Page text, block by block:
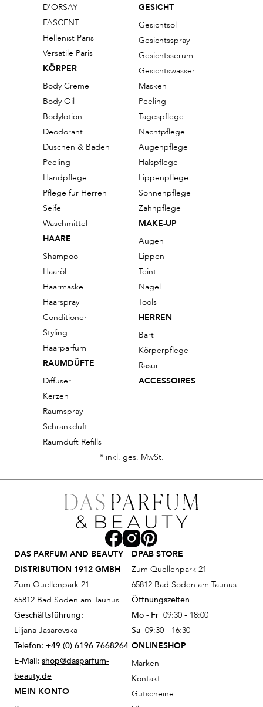
D'ORSAY
FASCENT
Hellenist Paris
Versatile Paris
KÖRPER
Body Creme
Body Oil
Bodylotion
Deodorant
Duschen & Baden
Peeling
Handpflege
Pflege für Herren
Seife
Waschmittel
HAARE
Shampoo
Haaröl
Haarmaske
Haarspray
Conditioner
Styling
Haarparfum
RAUMDÜFTE
Diffuser
Kerzen
Raumspray
Schrankduft
Raumduft Refills
GESICHT
Gesichtsöl
Gesichtsspray
Gesichtsserum
Gesichtswasser
Masken
Peeling
Tagespflege
Nachtpflege
Augenpflege
Halspflege
Lippenpflege
Sonnenpflege
Zahnpflege
MAKE-UP
Augen
Lippen
Teint
Nägel
Tools
HERREN
Bart
Körperpflege
Rasur
ACCESSOIRES
* inkl. ges. MwSt.
DAS PARFUM AND BEAUTY
DISTRIBUTION 1912 GMBH
Zum Quellenpark 21
65812 Bad Soden am Taunus
Geschäftsführung:
Liljana Jasarovska
Telefon: +49 (0) 6196 7668264
E-Mail: shop@dasparfum-
beauty.de
MEIN KONTO
DPAB STORE
Zum Quellenpark 21
65812 Bad Soden am Taunus
Öffnungszeiten
Mo - Fr 09:30 - 18:00
Sa 09:30 - 16:30
ONLINESHOP
Marken
Kontakt
Gutscheine